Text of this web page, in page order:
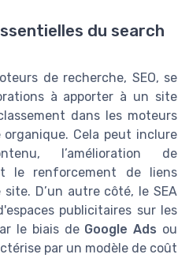
du search
de recherche, SEO, se
à apporter à un site
dans les moteurs
Cela peut inclure
l’amélioration de
le renforcement de liens
D’un autre côté, le SEA
publicitaires sur les
le biais de Google Ads ou
par un modèle de coût